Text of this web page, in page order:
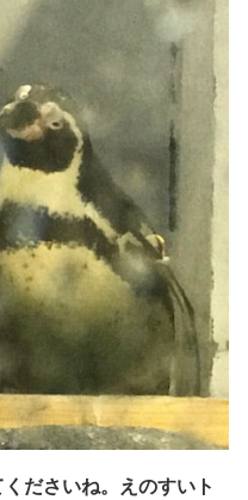
ださいね。えのすいト